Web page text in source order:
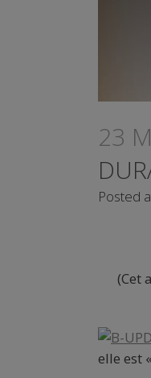
23
Posted
(Cet
elle est